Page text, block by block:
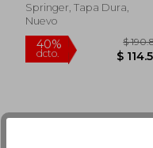
Springer, Tapa Dura,
Nuevo